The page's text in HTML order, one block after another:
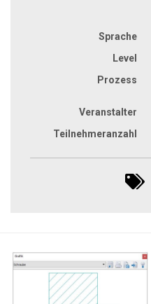
Sprache
Level
Prozess
Veranstalter
Teilnehmeranzahl